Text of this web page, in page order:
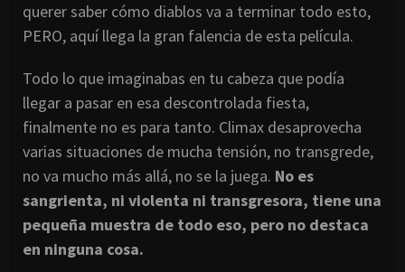
querer saber cómo diablos va a terminar todo esto,
PERO, aquí llega la gran falencia de esta película.
Todo lo que imaginabas en tu cabeza que podía
llegar a pasar en esa descontrolada fiesta,
finalmente no es para tanto. Climax desaprovecha
varias situaciones de mucha tensión, no transgrede,
no va mucho más allá, no se la juega. No es
sangrienta, ni violenta ni transgresora, tiene una
pequeña muestra de todo eso, pero no destaca
en ninguna cosa.